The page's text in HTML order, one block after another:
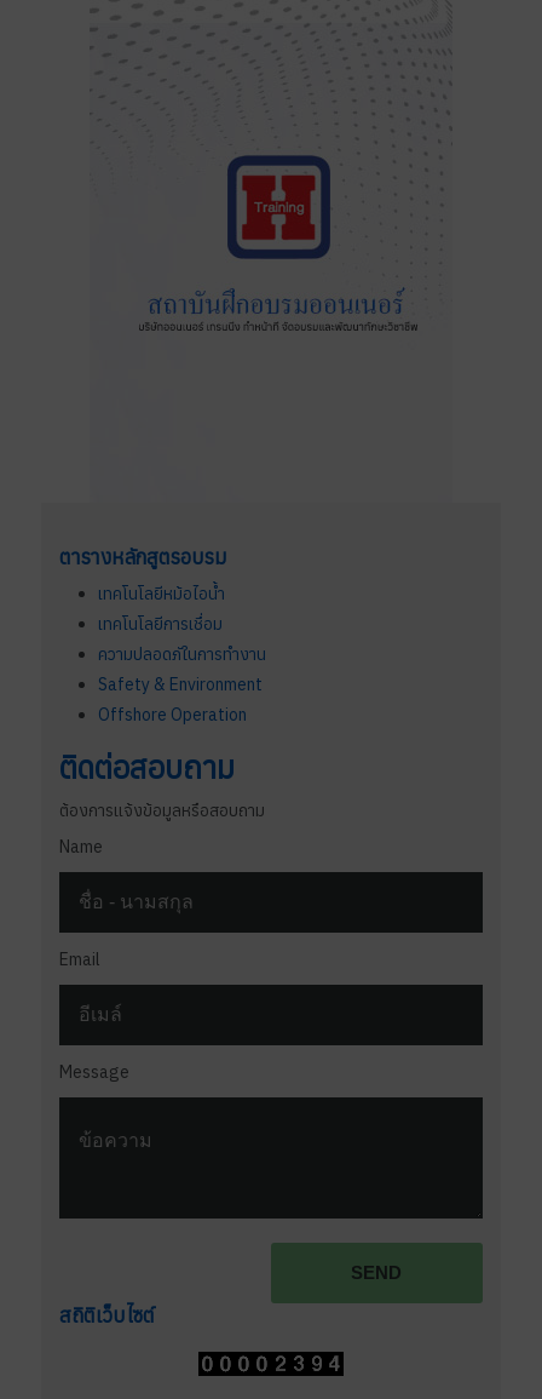
ตารางหลักสูตรอบรม
เทคโนโลยีหม้อไอน้ำ
เทคโนโลยีการเชื่อม
ความปลอดภัในการทำงาน
Safety & Environment
Offshore Operation
ติดต่อสอบถาม
ต้องการแจ้งข้อมูลหรือสอบถาม
Name
Email
Message
Terms and conditions
SEND
สถิติเว็บไซต์